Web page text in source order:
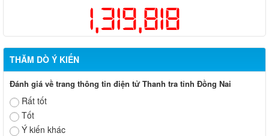
1,319,818
THĂM DÒ Ý KIẾN
Đánh giá về trang thông tin điện tử Thanh tra tỉnh Đồng Nai
Rất tốt
Tốt
Ý kiến khác